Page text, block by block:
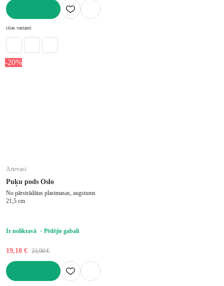
citas varianti
-20%
Artevasi
Puķu pods Oslo
No pārstrādātas plastmasas, augstums
21,5 cm
Ir noliktavā Pēdējie gabali
19,10 € 23,90 €